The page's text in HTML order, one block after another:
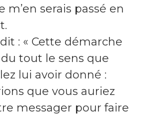
m’en serais passé en
: « Cette démarche
du tout le sens que
lui avoir donné :
que vous auriez
messager pour faire